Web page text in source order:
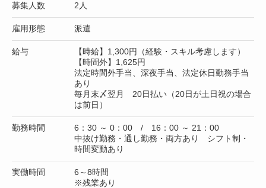
募集人数 2人
雇用形態 派遣
給与
【時給】1,300円（経験・スキル考慮します）
【時間外】1,625円
法定時間外手当、深夜手当、法定休日勤務手当
あり
毎月末〆翌月 20日払い（20日が土日祝の場合
は前日）
勤務時間
6：30 ～ 0：00 / 16：00 ～ 21：00
中抜け勤務・通し勤務・両方あり シフト制・
時間変動あり
実働時間
6～8時間
※残業あり